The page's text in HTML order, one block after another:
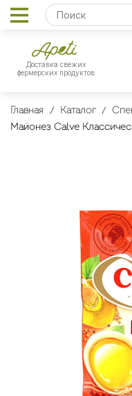
Доставка свежих
фермерских продуктов
Главная Каталог
Майонез Calve